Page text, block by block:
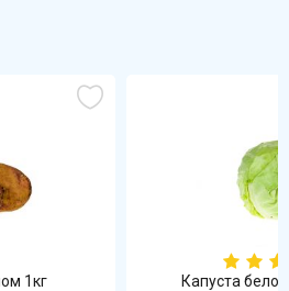
1кг Капуста